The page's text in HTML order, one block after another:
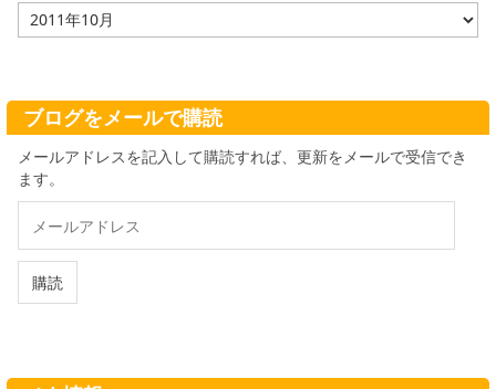
ア
ー
ブ
ブログをメールで購読
メールアドレスを記入して購読すれば、更新をメールで受信でき
ます。
ル
ド
購読